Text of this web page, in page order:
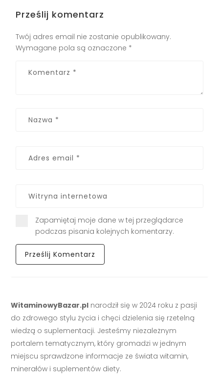
Prześlij komentarz
Twój adres email nie zostanie opublikowany.
Wymagane pola są oznaczone *
Zapamiętaj moje dane w tej przeglądarce
podczas pisania kolejnych komentarzy.
WitaminowyBazar.pl narodził się w 2024 roku z pasji
do zdrowego stylu życia i chęci dzielenia się rzetelną
wiedzą o suplementacji. Jesteśmy niezależnym
portalem tematycznym, który gromadzi w jednym
miejscu sprawdzone informacje ze świata witamin,
minerałów i suplementów diety.